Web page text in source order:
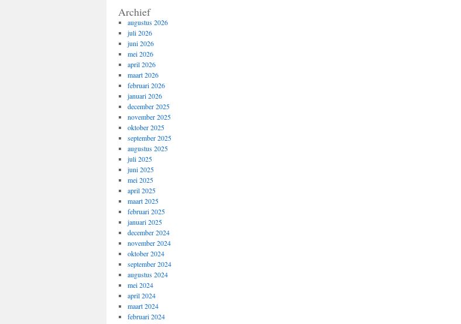
Archief
augustus 2026
juli 2026
juni 2026
mei 2026
april 2026
maart 2026
februari 2026
januari 2026
december 2025
november 2025
oktober 2025
september 2025
augustus 2025
juli 2025
juni 2025
mei 2025
april 2025
maart 2025
februari 2025
januari 2025
december 2024
november 2024
oktober 2024
september 2024
augustus 2024
mei 2024
april 2024
maart 2024
februari 2024